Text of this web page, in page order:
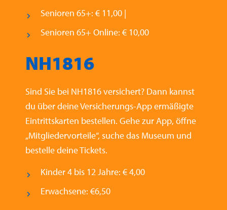
Senioren 65+: € 11,00 |
Senioren 65+ Online: € 10,00
NH1816
Sind Sie bei NH1816 versichert? Dann kannst
du über deine Versicherungs-App ermäßigte
Eintrittskarten bestellen. Gehe zur App, öffne
„Mitgliedervorteile“, suche das Museum und
bestelle deine Tickets.
Kinder 4 bis 12 Jahre: € 4,00
Erwachsene: €6,50